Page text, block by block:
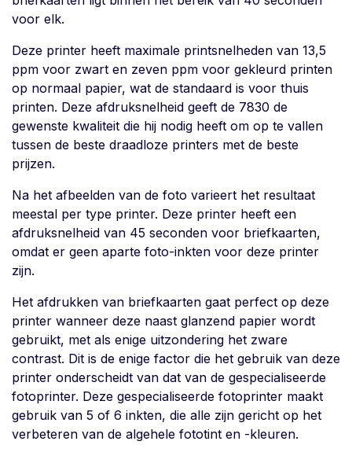
voor elk.
Deze printer heeft maximale printsnelheden van 13,5
ppm voor zwart en zeven ppm voor gekleurd printen
op normaal papier, wat de standaard is voor thuis
printen. Deze afdruksnelheid geeft de 7830 de
gewenste kwaliteit die hij nodig heeft om op te vallen
tussen de beste draadloze printers met de beste
prijzen.
Na het afbeelden van de foto varieert het resultaat
meestal per type printer. Deze printer heeft een
afdruksnelheid van 45 seconden voor briefkaarten,
omdat er geen aparte foto-inkten voor deze printer
zijn.
Het afdrukken van briefkaarten gaat perfect op deze
printer wanneer deze naast glanzend papier wordt
gebruikt, met als enige uitzondering het zware
contrast. Dit is de enige factor die het gebruik van deze
printer onderscheidt van dat van de gespecialiseerde
fotoprinter. Deze gespecialiseerde fotoprinter maakt
gebruik van 5 of 6 inkten, die alle zijn gericht op het
verbeteren van de algehele fototint en -kleuren.